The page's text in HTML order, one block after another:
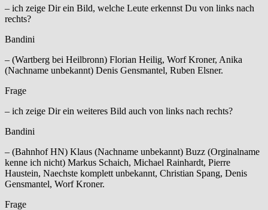
– ich zeige Dir ein Bild, welche Leute erkennst Du von links nach
rechts?
Bandini
– (Wartberg bei Heilbronn) Florian Heilig, Worf Kroner, Anika
(Nachname unbekannt) Denis Gensmantel, Ruben Elsner.
Frage
– ich zeige Dir ein weiteres Bild auch von links nach rechts?
Bandini
– (Bahnhof HN) Klaus (Nachname unbekannt) Buzz (Orginalname
kenne ich nicht) Markus Schaich, Michael Rainhardt, Pierre
Haustein, Naechste komplett unbekannt, Christian Spang, Denis
Gensmantel, Worf Kroner.
Frage